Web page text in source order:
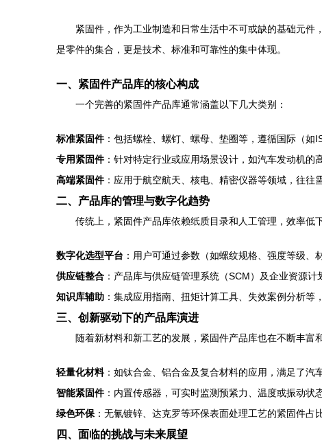
紧固件，作为工业制造和日常生活中不可或缺的基础元
是零件的集合，更是技术、标准和可靠性的集中体现。
一、紧固件产品库的核心构成
一个完善的紧固件产品库通常涵盖以下几大类别：
标准紧固件：包括螺栓、螺钉、螺母、垫圈等，遵循国际（如
专用紧固件：针对特定行业或应用场景设计，如汽车发动机的
高端紧固件：应用于航空航天、核电、精密仪器等领域，往往
二、产品库的管理与数字化趋势
传统上，紧固件产品库依赖纸质目录和人工管理，效率低
数字化选型平台 ：用户可通过参数（如螺纹规格、强度等级
供应链整合 ：产品库与供应链管理系统（SCM）及企业资源
知识库辅助 ：集成应用指南、扭矩计算工具、失效案例分析等
三、创新驱动下的产品库演进
随着新材料和新工艺的发展，紧固件产品库也在不断丰富
轻量化材料：如钛合金、铝合金及复合材料的应用，满足了汽
智能紧固件：内置传感器，可实时监测预紧力、温度或振动状
绿色环保 ：无氰镀锌、达克罗等环保表面处理工艺的紧固件占
四、面临的挑战与未来展望